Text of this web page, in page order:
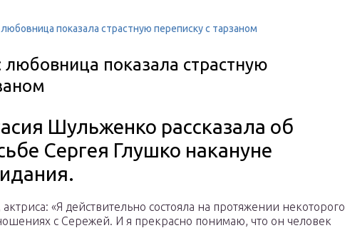
показала страстную переписку с тарзаном
любовница показала страстную
Шульженко рассказала об
Сергея Глушко накануне
актриса: «Я действительно состояла на протяжении некоторого
с Сережей. И я прекрасно понимаю, что он человек